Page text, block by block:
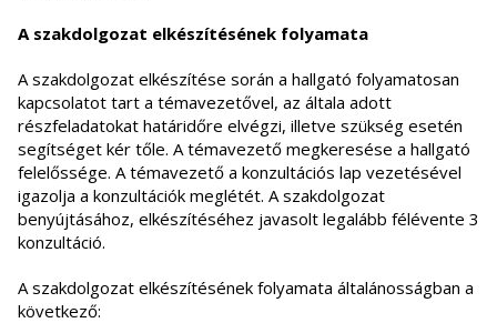
A szakdolgozat elkészítésének folyamata
A szakdolgozat elkészítése során a hallgató folyamatosan
kapcsolatot tart a témavezetővel, az általa adott
részfeladatokat határidőre elvégzi, illetve szükség esetén
segítséget kér tőle. A témavezető megkeresése a hallgató
felelőssége. A témavezető a konzultációs lap vezetésével
igazolja a konzultációk meglétét. A szakdolgozat
benyújtásához, elkészítéséhez javasolt legalább félévente 3
konzultáció.
A szakdolgozat elkészítésének folyamata általánosságban a
következő: